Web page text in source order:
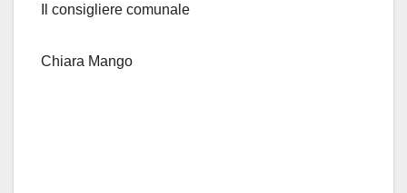
Il consigliere comunale
Chiara Mango